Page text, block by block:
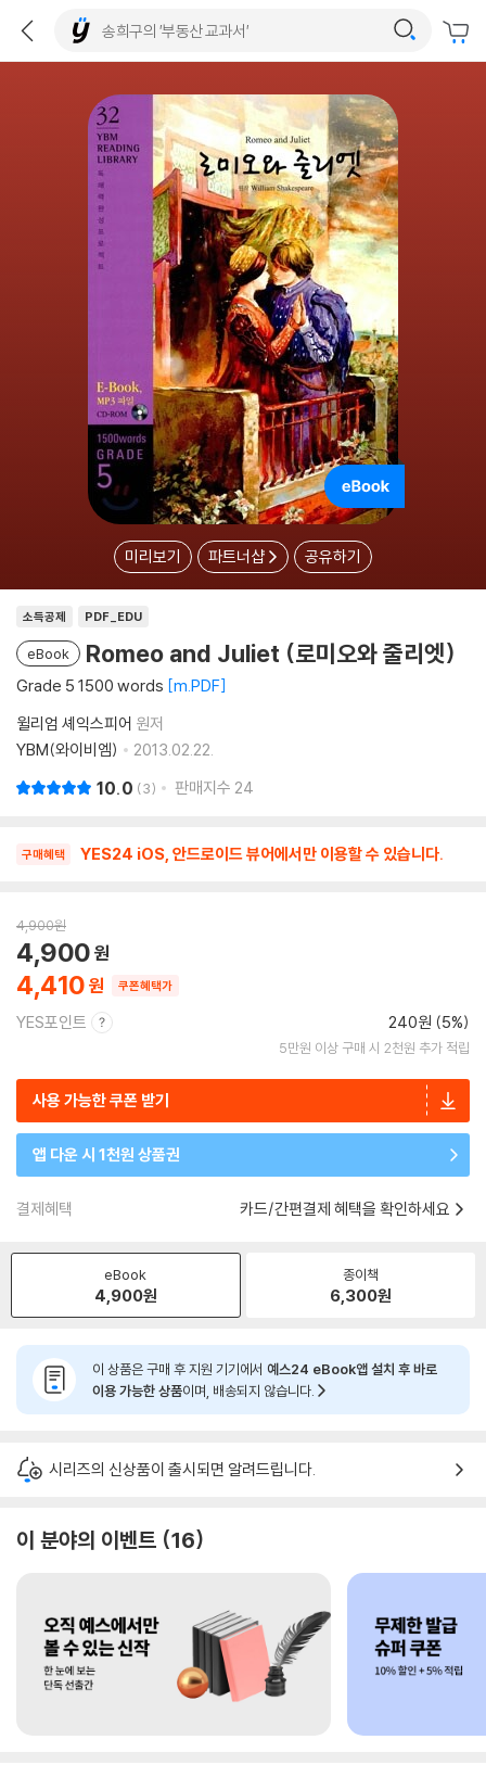
미리보기 파트너샵 공유하기
소득공제 PDF_EDU
eBook Romeo and Juliet (로미오와 줄리엣)
Grade 5 1500 words m.PDF
윌리엄 셰익스피어 원저
YBM(와이비엠)
2013.02.22.
10.0 3 판매지수 24
구매혜택 YES24 iOS, 안드로이드 뷰어에서만 이용할 수 있습니다.
4,900원
4,410
4,900
쿠폰혜택가
YES포인트 240원 (5%)
5만원 이상 구매 시 2천원 추가 적립
사용 가능한 쿠폰 받기
앱 다운 시 1천원 상품권
결제혜택 카드/간편결제 혜택을 확인하세요
eBook
4,900원
종이책
6,300원
이 상품은 구매 후 지원 기기에서 예스24 eBook앱 설치 후 바로
이용 가능한 상품이며, 배송되지 않습니다.
시리즈의 신상품이 출시되면 알려드립니다.
이 분야의 이벤트 16